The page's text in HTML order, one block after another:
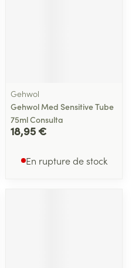
Gehwol
Gehwol Med Sensitive Tube
75ml Consulta
18,95 €
En rupture de stock